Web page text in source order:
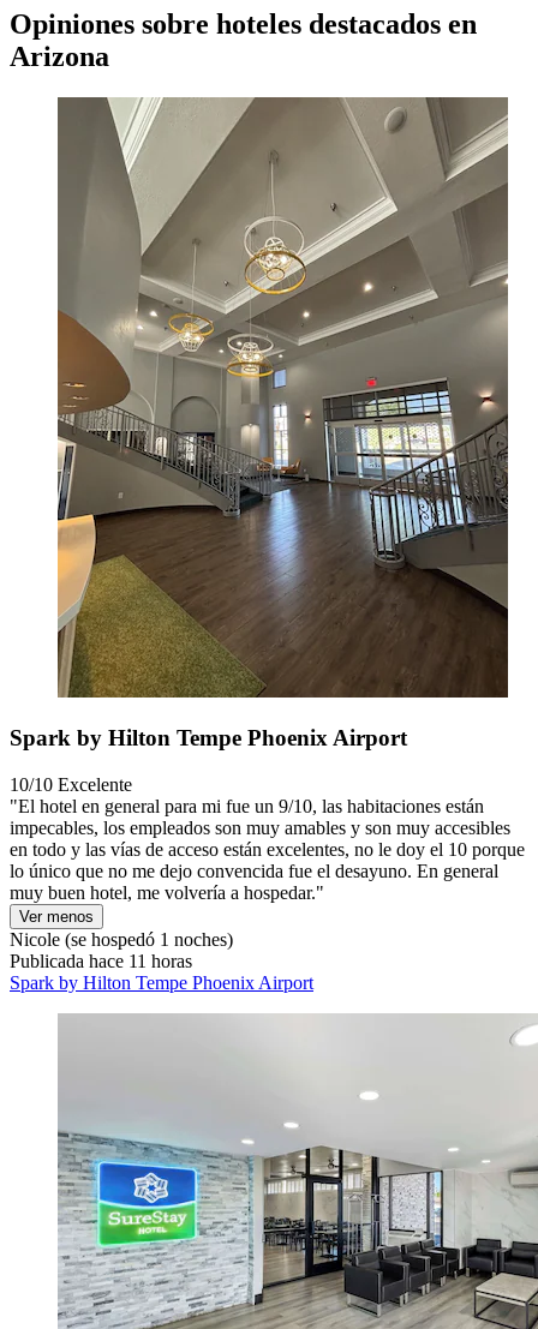
Opiniones sobre hoteles destacados en
Arizona
Spark by Hilton Tempe Phoenix Airport
10/10 Excelente
"El hotel en general para mi fue un 9/10, las habitaciones están
impecables, los empleados son muy amables y son muy accesibles
en todo y las vías de acceso están excelentes, no le doy el 10 porque
lo único que no me dejo convencida fue el desayuno. En general
muy buen hotel, me volvería a hospedar."
Ver menos
Nicole (se hospedó 1 noches)
Publicada hace 11 horas
Spark by Hilton Tempe Phoenix Airport